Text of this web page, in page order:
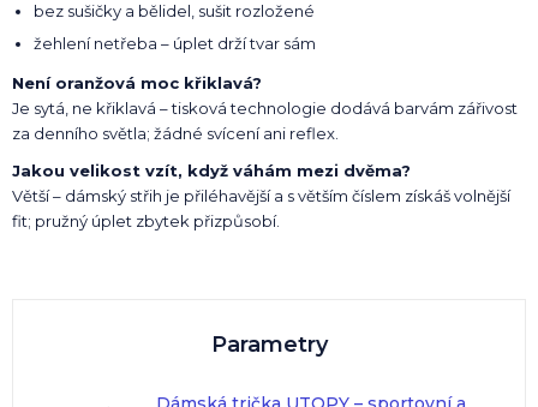
bez sušičky a bělidel, sušit rozložené
žehlení netřeba – úplet drží tvar sám
Není oranžová moc křiklavá?
Je sytá, ne křiklavá – tisková technologie dodává barvám zářivost
za denního světla; žádné svícení ani reflex.
Jakou velikost vzít, když váhám mezi dvěma?
Větší – dámský střih je přiléhavější a s větším číslem získáš volnější
fit; pružný úplet zbytek přizpůsobí.
Parametry